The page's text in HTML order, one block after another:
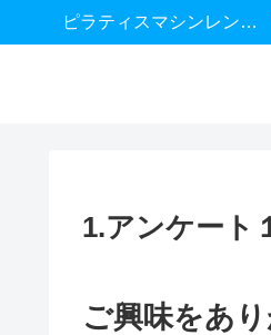
ピラティスマシンレンタル
1.アンケート
ご興味をあ